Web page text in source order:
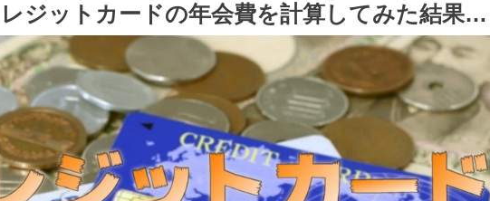
ジットカードの年会費を計算してみた結果…